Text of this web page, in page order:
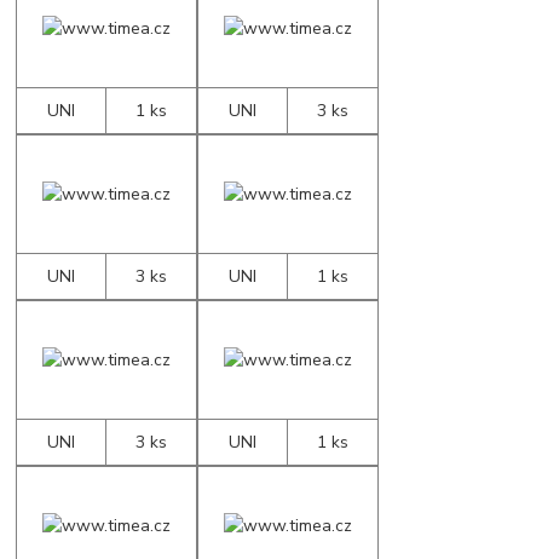
UNI 1 ks UNI 3 ks
UNI 3 ks UNI 1 ks
UNI 3 ks UNI 1 ks